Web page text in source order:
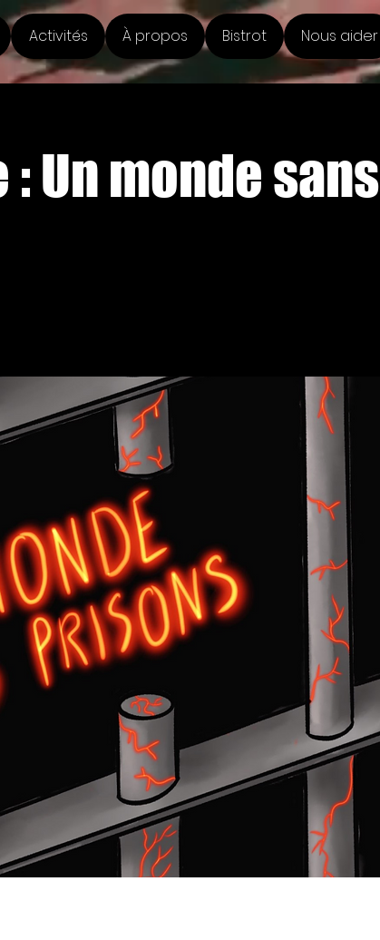
Activités À propos Bistrot Nous aider
Un monde sans